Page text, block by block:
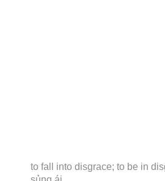
to fall into disgrace; to be in